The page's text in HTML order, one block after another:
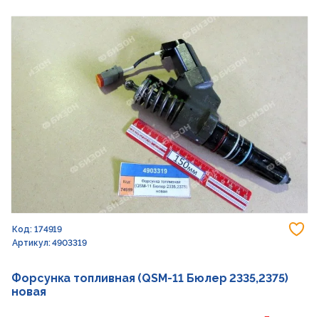
Код: 174919
Артикул: 4903319
Форсунка топливная (QSM-11 Бюлер 2335,2375)
новая